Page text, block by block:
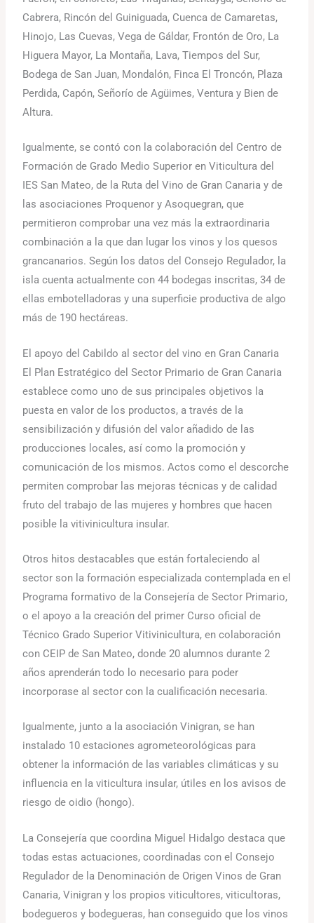
Cabrera, Rincón del Guiniguada, Cuenca de Camaretas,
Hinojo, Las Cuevas, Vega de Gáldar, Frontón de Oro, La
Higuera Mayor, La Montaña, Lava, Tiempos del Sur,
Bodega de San Juan, Mondalón, Finca El Troncón, Plaza
Perdida, Capón, Señorío de Agüimes, Ventura y Bien de
Altura.
Igualmente, se contó con la colaboración del Centro de
Formación de Grado Medio Superior en Viticultura del
IES San Mateo, de la Ruta del Vino de Gran Canaria y de
las asociaciones Proquenor y Asoquegran, que
permitieron comprobar una vez más la extraordinaria
combinación a la que dan lugar los vinos y los quesos
grancanarios. Según los datos del Consejo Regulador, la
isla cuenta actualmente con 44 bodegas inscritas, 34 de
ellas embotelladoras y una superficie productiva de algo
más de 190 hectáreas.
El apoyo del Cabildo al sector del vino en Gran Canaria
El Plan Estratégico del Sector Primario de Gran Canaria
establece como uno de sus principales objetivos la
puesta en valor de los productos, a través de la
sensibilización y difusión del valor añadido de las
producciones locales, así como la promoción y
comunicación de los mismos. Actos como el descorche
permiten comprobar las mejoras técnicas y de calidad
fruto del trabajo de las mujeres y hombres que hacen
posible la vitivinicultura insular.
Otros hitos destacables que están fortaleciendo al
sector son la formación especializada contemplada en el
Programa formativo de la Consejería de Sector Primario,
o el apoyo a la creación del primer Curso oficial de
Técnico Grado Superior Vitivinicultura, en colaboración
con CEIP de San Mateo, donde 20 alumnos durante 2
años aprenderán todo lo necesario para poder
incorporase al sector con la cualificación necesaria.
Igualmente, junto a la asociación Vinigran, se han
instalado 10 estaciones agrometeorológicas para
obtener la información de las variables climáticas y su
influencia en la viticultura insular, útiles en los avisos de
riesgo de oidio (hongo).
La Consejería que coordina Miguel Hidalgo destaca que
todas estas actuaciones, coordinadas con el Consejo
Regulador de la Denominación de Origen Vinos de Gran
Canaria, Vinigran y los propios viticultores, viticultoras,
bodegueros y bodegueras, han conseguido que los vinos